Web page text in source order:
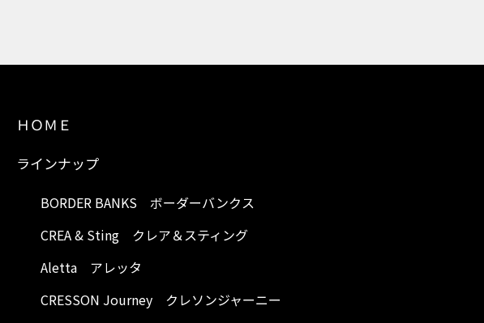
ＨＯＭＥ
ラインナップ
BORDER BANKS ボーダーバンクス
CREA & Sting クレア＆スティング
Aletta アレッタ
CRESSON Journey クレソンジャーニー